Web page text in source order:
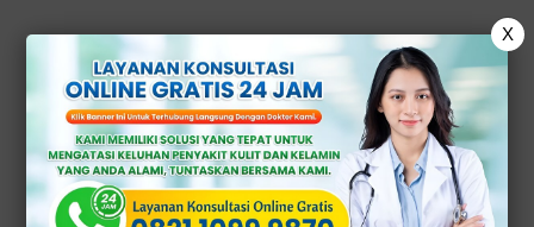
1. Ereksi Tidak Seperti Dulu
Anda masih bisa ereksi, tapi tidak sekeras atau
tidak selama biasanya?
Ini bisa jadi sinyal awal gangguan fungsi ereksi.
X